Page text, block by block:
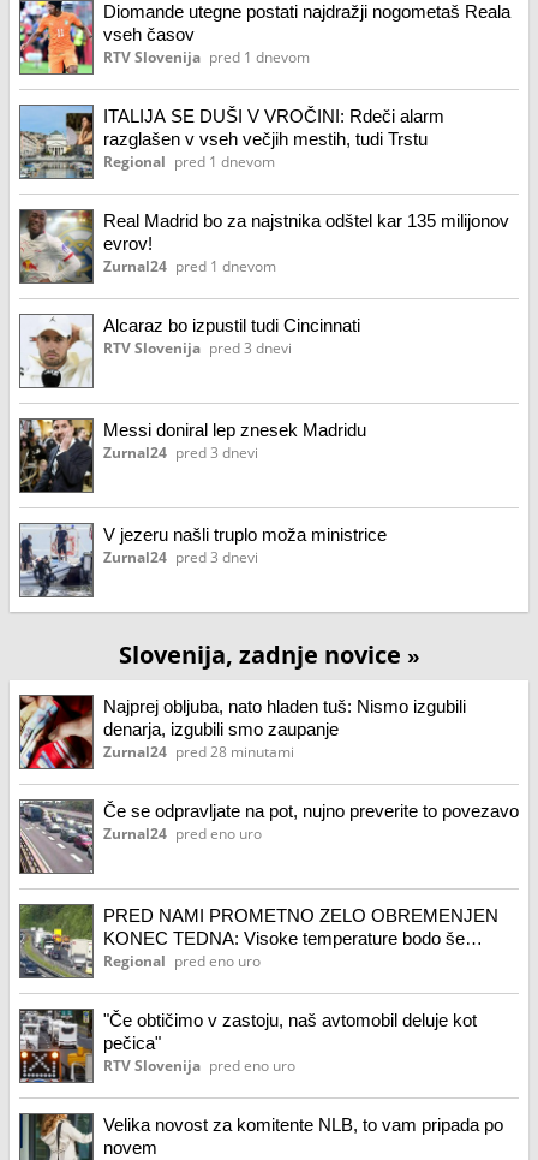
Diomande utegne postati najdražji nogometaš Reala
vseh časov
RTV Slovenija pred 1 dnevom
ITALIJA SE DUŠI V VROČINI: Rdeči alarm
razglašen v vseh večjih mestih, tudi Trstu
Regional pred 1 dnevom
Real Madrid bo za najstnika odštel kar 135 milijonov
evrov!
Zurnal24 pred 1 dnevom
Alcaraz bo izpustil tudi Cincinnati
RTV Slovenija pred 3 dnevi
Messi doniral lep znesek Madridu
Zurnal24 pred 3 dnevi
V jezeru našli truplo moža ministrice
Zurnal24 pred 3 dnevi
Slovenija, zadnje novice »
Najprej obljuba, nato hladen tuš: Nismo izgubili
denarja, izgubili smo zaupanje
Zurnal24 pred 28 minutami
Če se odpravljate na pot, nujno preverite to povezavo
Zurnal24 pred eno uro
PRED NAMI PROMETNO ZELO OBREMENJEN
KONEC TEDNA: Visoke temperature bodo še
vztrajale
Regional pred eno uro
"Če obtičimo v zastoju, naš avtomobil deluje kot
pečica"
RTV Slovenija pred eno uro
Velika novost za komitente NLB, to vam pripada po
novem